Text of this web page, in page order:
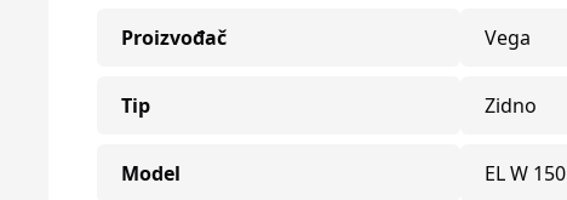
Proizvođač Vega
Tip Zidno
Model EL W 150